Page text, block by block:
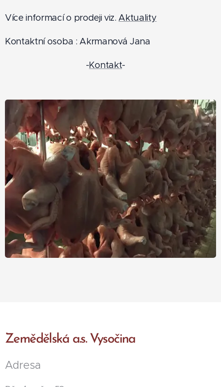
Více informací o prodeji viz.Aktuality
Kontaktní osoba : Akrmanová Jana
-Kontakt-
Zemědělská a.s. Vysočina
Adresa